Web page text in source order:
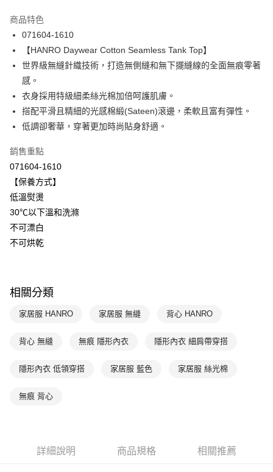
合作金庫商業銀行
華南商業銀行
上海商業儲蓄銀行
台北富邦商業銀行
國泰世華商業銀行
兆豐國際商業銀行
臺灣中小企業銀行
匯豐（台灣）商業銀行
華泰商業銀行
聯邦商業銀行
遠東國際商業銀行
元大商業銀行
永豐商業銀行
玉山商業銀行
星展（台灣）商業銀行
台灣樂天信用卡公司
Apple Pay
悠遊付
全盈+PAY
運送方式
付款後全家取貨$888免運-以PackAge+配客嘉循環箱包裝寄出
每筆NT$90，滿NT$888(含以上)免運費
付款後萊爾富取貨
每筆NT$90，滿NT$1,000(含以上)免運費
付款後7-11取貨
宅配
商品特色
071604-1610
【HANRO Daywear Cotton Seamless Tank Top】
世界級無縫針織技術，打造無側縫和無下擺縫線的全面無痕零著
感。
衣身採用特級細柔絲光棉加倍呵護肌膚。
搭配平滑且精細的光感棉緞(Sateen)滾邊，柔軟且富有彈性。
低調卻奢華，穿著更加時尚貼身舒適。
銷售重點
071604-1610
【保養方式】
低溫熨燙
30℃以下溫和洗滌
不可漂白
不可烘乾
相關分類
家居服 HANRO 家居服 無縫 背心 HANRO
背心 無縫 無痕 隱形內衣 隱形內衣 細肩帶穿搭
隱形內衣 低領穿搭 家居服 藍色 家居服 絲光棉
無痕 背心
詳細說明 商品規格 相關推薦